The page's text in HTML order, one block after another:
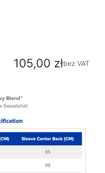
Cena
105,00 złbez VAT